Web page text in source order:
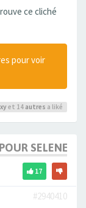
ce cliché
pour voir
et 14 autres a liké
SELENE
17
#2940410